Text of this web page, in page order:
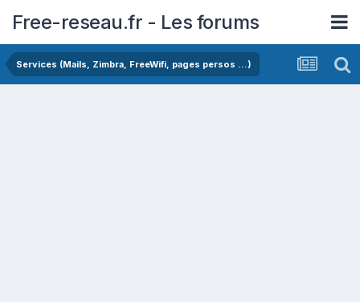
Free-reseau.fr - Les forums
Services (Mails, Zimbra, FreeWifi, pages persos ...)